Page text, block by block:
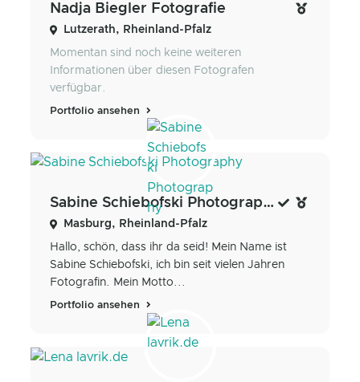
Nadja Biegler Fotografie
Lutzerath, Rheinland-Pfalz
Momentan sind noch keine weiteren
Informationen über diesen Fotografen
verfügbar.
Portfolio ansehen
Sabine Schiebofski Photography
Masburg, Rheinland-Pfalz
Hallo, schön, dass ihr da seid! Mein Name ist
Sabine Schiebofski, ich bin seit vielen Jahren
Fotografin. Mein Motto...
Portfolio ansehen